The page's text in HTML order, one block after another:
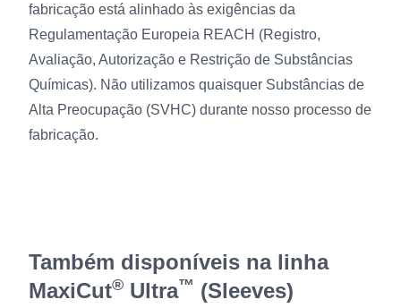
fabricação está alinhado às exigências da
Regulamentação Europeia REACH (Registro,
Avaliação, Autorização e Restrição de Substâncias
Químicas). Não utilizamos quaisquer Substâncias de
Alta Preocupação (SVHC) durante nosso processo de
fabricação.
Também disponíveis na linha
MaxiCut® Ultra™ (Sleeves)